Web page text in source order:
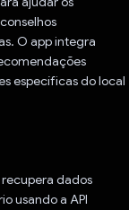
O app integra
específicas do local
dados
usando a API